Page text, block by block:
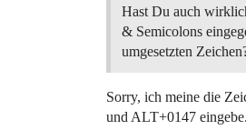
Hast Du auch
& Semicolons
umgesetzten
Sorry, ich meine die
und ALT+0147 eingebe.